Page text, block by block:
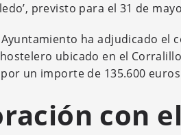
previsto para el 31 de
ha adjudicado el
ubicado en el
un importe de 135.600
con